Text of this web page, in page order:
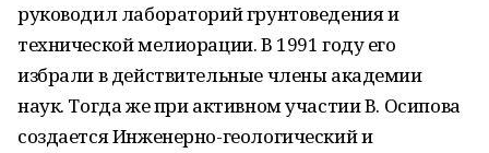
руководил лабораторий грунтоведения и
технической мелиорации. В 1991 году его
избрали в действительные члены академии
наук. Тогда же при активном участии В. Осипова
создается Инженерно-геологический и